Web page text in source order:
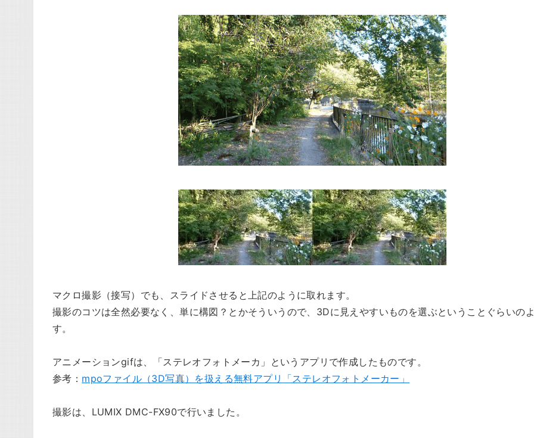
マクロ撮影（接写）でも、スライドさせると上記のように取れます。
撮影のコツは全然必要なく、単に構図？とかそういうので、3Dに見えやすいものを選ぶということぐらいの
す。
アニメーションgifは、「ステレオフォトメーカ」というアプリで作成したものです。
参考： mpoファイル（3D写真）を扱える無料アプリ「ステレオフォトメーカー」
撮影は、LUMIX DMC-FX90で行いました。